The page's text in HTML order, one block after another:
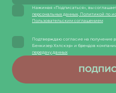
Нажимая «Подписаться», вы
персональных данных, Политикой по
Пользовательским соглашением
Подтверждаю согласие на
Бенкизер Хэлскэр» и брендов
передачу данных